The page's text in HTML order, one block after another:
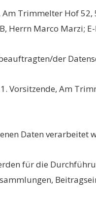
Trimmelter Hof
Herrn Marco Marzi;
der
Vorsitzende, Am
Daten verarbeitet
für die